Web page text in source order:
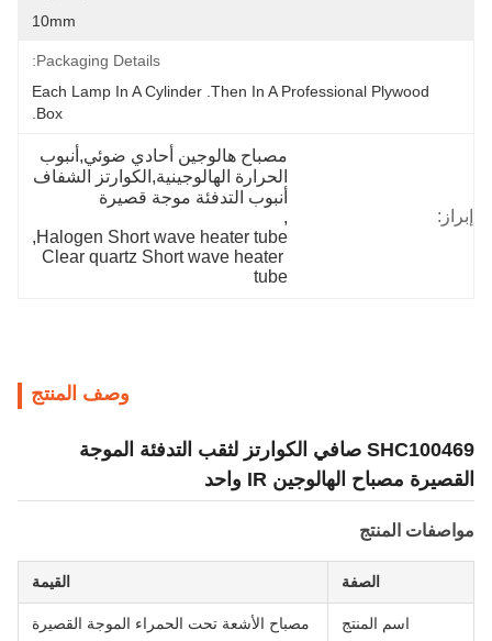
10mm
Packaging Details:
Each Lamp In A Cylinder .Then In A Professional Plywood
Box.
إبراز:
مصباح هالوجين أحادي ضوئي,أنبوب
الحرارة الهالوجينية,الكوارتز الشفاف
أنبوب التدفئة موجة قصيرة
,
Halogen Short wave heater tube
,
Clear quartz Short wave heater
tube
وصف المنتج
SHC100469 صافي الكوارتز لثقب التدفئة الموجة
القصيرة مصباح الهالوجين IR واحد
مواصفات المنتج
الصفة القيمة
اسم المنتج مصباح الأشعة تحت الحمراء الموجة القصيرة